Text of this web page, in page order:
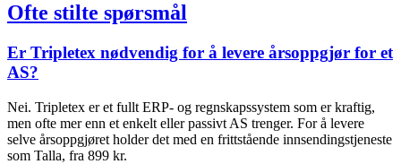
Ofte stilte spørsmål
Er Tripletex nødvendig for å levere årsoppgjør for et
AS?
Nei. Tripletex er et fullt ERP- og regnskapssystem som er kraftig,
men ofte mer enn et enkelt eller passivt AS trenger. For å levere
selve årsoppgjøret holder det med en frittstående innsendingstjeneste
som Talla, fra 899 kr.